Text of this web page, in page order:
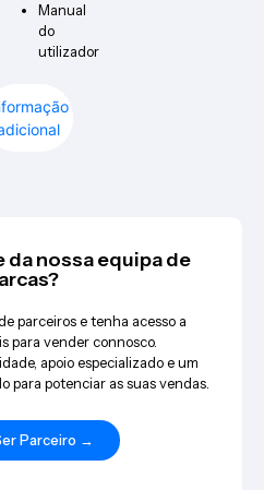
Manual
do
utilizador
da nossa equipa de
parceiros e tenha acesso a
para vender connosco.
apoio especializado e um
para potenciar as suas vendas.
Parceiro →